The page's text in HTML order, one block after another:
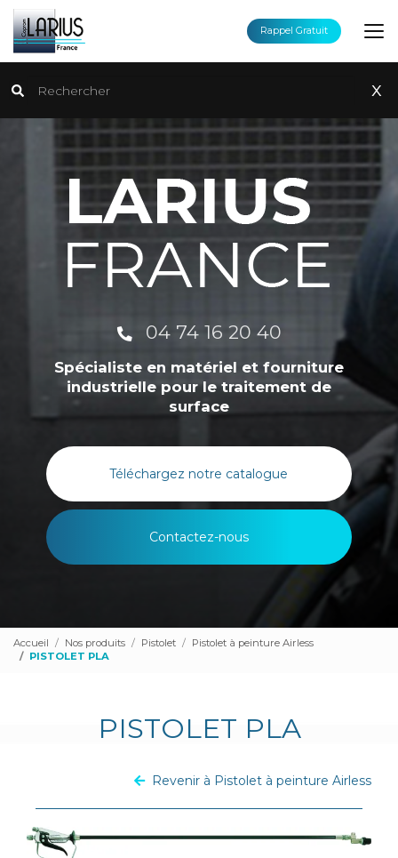
Aller
au
contenu
principal
Rechercher
x
Rappel Gratuit
04 74 16 20 40
Spécialiste en matériel et fourniture
industrielle pour le traitement de
surface
Téléchargez notre catalogue
Contactez-nous
Accueil Nos produits Pistolet
Pistolet à peinture Airless
PISTOLET PLA
PISTOLET PLA
Revenir à Pistolet à peinture Airless